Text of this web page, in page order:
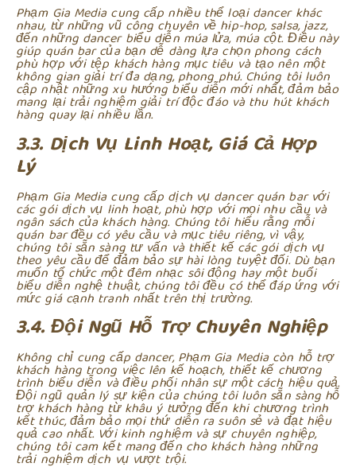
Phạm Gia Media cung cấp nhiều thể loại dancer khác
nhau, từ những vũ công chuyên về hip-hop, salsa, jazz,
đến những dancer biểu diễn múa lửa, múa cột. Điều này
giúp quán bar của bạn dễ dàng lựa chọn phong cách
phù hợp với tệp khách hàng mục tiêu và tạo nên một
không gian giải trí đa dạng, phong phú. Chúng tôi luôn
cập nhật những xu hướng biểu diễn mới nhất, đảm bảo
mang lại trải nghiệm giải trí độc đáo và thu hút khách
hàng quay lại nhiều lần.
3.3. Dịch Vụ Linh Hoạt, Giá Cả Hợp
Lý
Phạm Gia Media cung cấp dịch vụ dancer quán bar với
các gói dịch vụ linh hoạt, phù hợp với mọi nhu cầu và
ngân sách của khách hàng. Chúng tôi hiểu rằng mỗi
quán bar đều có yêu cầu và mục tiêu riêng, vì vậy,
chúng tôi sẵn sàng tư vấn và thiết kế các gói dịch vụ
theo yêu cầu để đảm bảo sự hài lòng tuyệt đối. Dù bạn
muốn tổ chức một đêm nhạc sôi động hay một buổi
biểu diễn nghệ thuật, chúng tôi đều có thể đáp ứng với
mức giá cạnh tranh nhất trên thị trường.
3.4. Đội Ngũ Hỗ Trợ Chuyên Nghiệp
Không chỉ cung cấp dancer, Phạm Gia Media còn hỗ trợ
khách hàng trong việc lên kế hoạch, thiết kế chương
trình biểu diễn và điều phối nhân sự một cách hiệu quả.
Đội ngũ quản lý sự kiện của chúng tôi luôn sẵn sàng hỗ
trợ khách hàng từ khâu ý tưởng đến khi chương trình
kết thúc, đảm bảo mọi thứ diễn ra suôn sẻ và đạt hiệu
quả cao nhất. Với kinh nghiệm và sự chuyên nghiệp,
chúng tôi cam kết mang đến cho khách hàng những
trải nghiệm dịch vụ vượt trội.